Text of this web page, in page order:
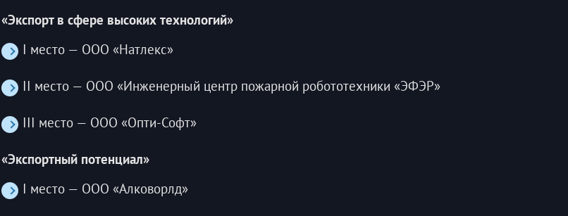
«Экспорт в сфере высоких технологий»
I место — ООО «Натлекс»
II место — ООО «Инженерный центр пожарной робототехники «ЭФЭР»
III место — ООО «Опти-Софт»
«Экспортный потенциал»
I место — ООО «Алковорлд»